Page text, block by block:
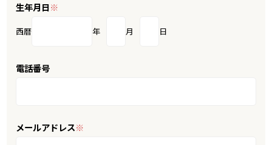
生年月日※
西暦 年 月 日
電話番号
メールアドレス※